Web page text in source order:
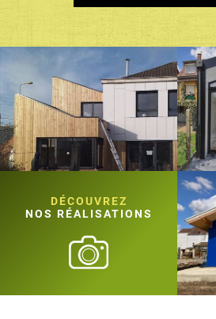
DÉCOUVREZ
NOS RÉALISATIONS